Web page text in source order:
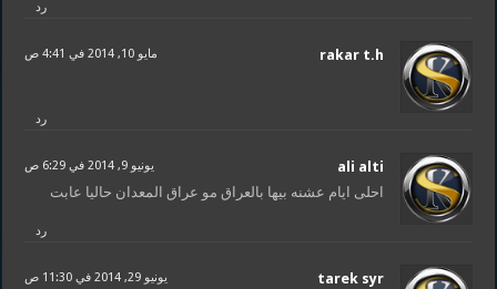
رد
rakar t.h مايو 10, 2014 في 4:41 ص
رد
ali alti يونيو 9, 2014 في 6:29 ص
احلى ايام عشنه بيها بالعراق مو عراق المعدان حاليا عابت
رد
tarek syr يونيو 29, 2014 في 11:30 ص